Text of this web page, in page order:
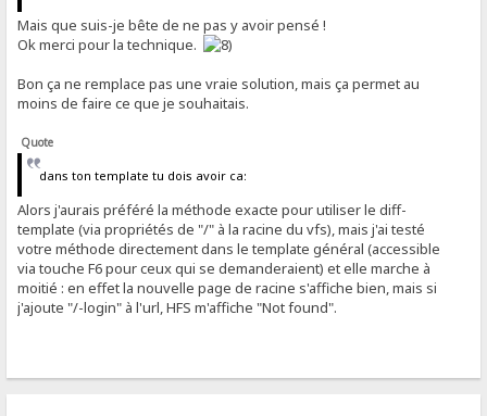
Mais que suis-je bête de ne pas y avoir pensé !
Ok merci pour la technique.
Bon ça ne remplace pas une vraie solution, mais ça permet au
moins de faire ce que je souhaitais.
Quote
dans ton template tu dois avoir ca:
Alors j'aurais préféré la méthode exacte pour utiliser le diff-
template (via propriétés de "/" à la racine du vfs), mais j'ai testé
votre méthode directement dans le template général (accessible
via touche F6 pour ceux qui se demanderaient) et elle marche à
moitié : en effet la nouvelle page de racine s'affiche bien, mais si
j'ajoute "/-login" à l'url, HFS m'affiche "Not found".